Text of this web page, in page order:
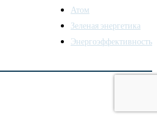
Атом
Зеленая энергетика
Энергоэффективность